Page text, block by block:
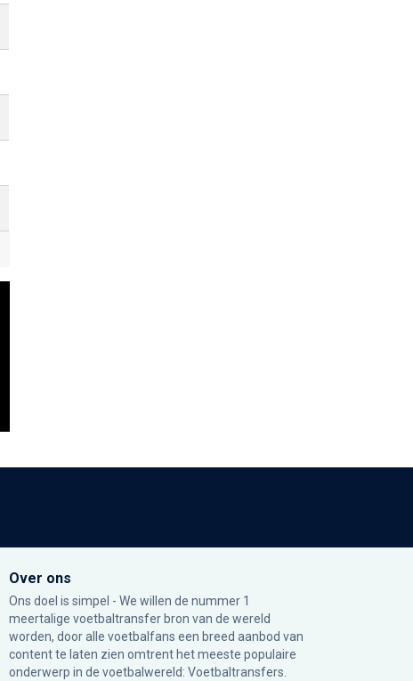
Over ons
Ons doel is simpel - We willen de nummer 1
meertalige voetbaltransfer bron van de wereld
worden, door alle voetbalfans een breed aanbod van
content te laten zien omtrent het meeste populaire
onderwerp in de voetbalwereld: Voetbaltransfers.